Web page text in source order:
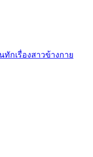
กเรื่องสาวข้างกาย